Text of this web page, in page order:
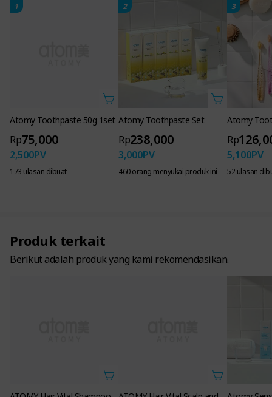
1
Atomy Toothpaste 50g 1set
Rp75,000
2,500PV
173 ulasan dibuat
2
Atomy Toothpaste Set
Rp238,000
3,000PV
460 orang menyukai produk ini
3
Atomy
Rp
5,100PV
52 ulasan
Produk terkait
Berikut adalah produk yang kami rekomendasikan.